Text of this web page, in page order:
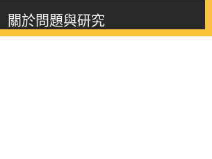
關於問題與研究
About this journal